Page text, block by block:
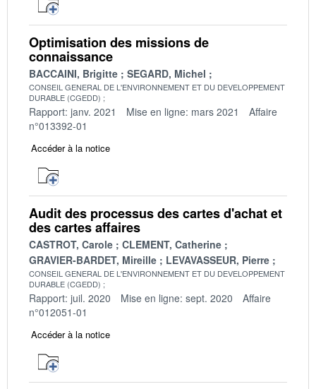
Optimisation des missions de
connaissance
BACCAINI, Brigitte SEGARD, Michel
CONSEIL GENERAL DE L'ENVIRONNEMENT ET DU DEVELOPPEMENT
DURABLE (CGEDD)
Rapport: janv. 2021 Mise en ligne: mars 2021
Affaire
n°013392-01
Accéder à la notice
Audit des processus des cartes d'achat et
des cartes affaires
CASTROT, Carole
CLEMENT, Catherine
GRAVIER-BARDET, Mireille
LEVAVASSEUR, Pierre
CONSEIL GENERAL DE L'ENVIRONNEMENT ET DU DEVELOPPEMENT
DURABLE (CGEDD)
Rapport: juil. 2020 Mise en ligne: sept. 2020
Affaire
n°012051-01
Accéder à la notice